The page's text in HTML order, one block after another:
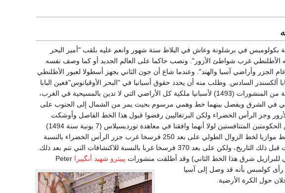
بكولومبس في برشلونة وعاش في البلاط ستة شهور وانعم عليه بلقب "أمير البحر
الأطلنطي غرب شواطئ الأزور". ونصب حاكما على العالم الجديد أو كما وصف نفسه
الجزر وأراضي آسيا والهند". وعندما شاع أن جون الثاني يجهز أسطولا لعبور الأطلنطي
ألكسندر السادس. وطلب منه أن يحدد حقوق أسبانيا في "البحر الأوقيانوس"فعين البابا
الأسباني، في سلسلة من المنشورات (1493) لأسبانيا ملكية كل الأراضي التي لا تدين بالمسيحية في الغرب،
في الشرق ويفصل بينهما خط وهمي مرسوم بحيث يمر من الشمال إلى الجنوب على
غرب الأزور وجز الرأس الخضراء ولكن البرتغاليين رفضوا قبول هذا الخط الفاصل وأوشكت
الحرب أن تنشب بين الحكومتين المتنافستين لولا أنهما وافقتا في معاهدة تورديسيلاس (7 يونية سنة 1494)
على أن يمر ذلك الخط موازيا لخط الزوال الطولي على بعد 250 فرسخا غرب جزر الرأس الخضراء بالنسبة
للاكتشافات التي تمت قبل ذلك التاريخ، ولكن على بعد 370 فرسخا غربا بالنسبة للاكتشافات التي تتم بعد ذلك.
شرق هذا الخط الثاني) وقد أطلقت منشورات پييترو شهيد أنگييرا Peter
Martyr d'Anghiera رأى كولمبس بأنه قد وصل إلى آسيا
حول الكرة الأرضية.